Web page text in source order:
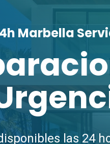
Marbella
las 24